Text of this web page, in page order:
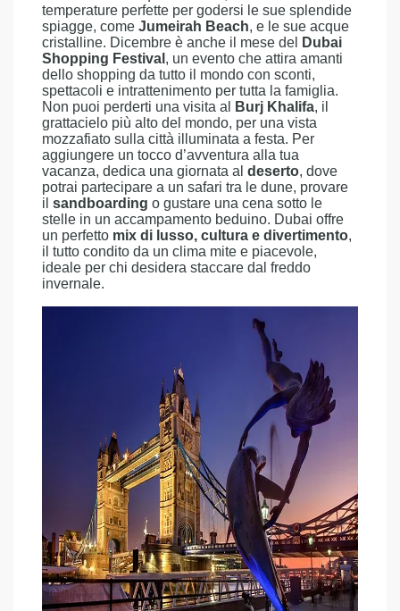
temperature perfette per godersi le sue splendide
spiagge, come Jumeirah Beach, e le sue acque
cristalline. Dicembre è anche il mese del
Dubai
Shopping Festival , un evento che attira amanti
dello shopping da tutto il mondo con sconti,
spettacoli e intrattenimento per tutta la famiglia.
Non puoi perderti una visita al
Burj Khalifa, il
grattacielo più alto del mondo, per una vista
mozzafiato sulla città illuminata a festa. Per
aggiungere un tocco d’avventura alla tua
vacanza, dedica una giornata al deserto, dove
potrai partecipare a un safari tra le dune, provare
il sandboarding o gustare una cena sotto le
stelle in un accampamento beduino. Dubai offre
un perfetto mix di lusso, cultura e divertimento,
il tutto condito da un clima mite e piacevole,
ideale per chi desidera staccare dal freddo
invernale.